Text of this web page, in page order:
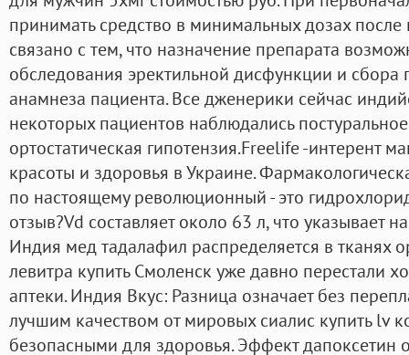
принимать средство в минимальных дозах после
связано с тем, что назначение препарата
обследования эректильной дисфункции и сбора
анамнеза пациента. Все дженерики сейчас
некоторых пациентов наблюдались
ортостатическая гипотензия.Freelife -интерент
красоты и здоровья в Украине.
по настоящему революционный - это
отзыв?Vd составляет около 63 л, что указывает
Индия мед тадалафил распределяется в тканях
левитра купить Смоленск уже давно перестали
аптеки. Индия Вкус: Разница означает без
лучшим качеством от мировых сиалис купить lv
безопасными для здоровья. Эффект дапоксетин